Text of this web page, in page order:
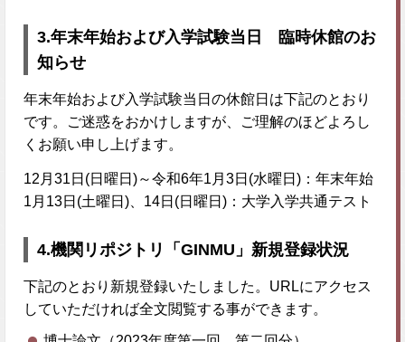
3.年末年始および入学試験当日 臨時休館のお
知らせ
年末年始および入学試験当日の休館日は下記のとおり
です。ご迷惑をおかけしますが、ご理解のほどよろし
くお願い申し上げます。
12月31日(日曜日)～令和6年1月3日(水曜日)：年末年始
1月13日(土曜日)、14日(日曜日)：大学入学共通テスト
4.機関リポジトリ「GINMU」新規登録状況
下記のとおり新規登録いたしました。URLにアクセス
していただければ全文閲覧する事ができます。